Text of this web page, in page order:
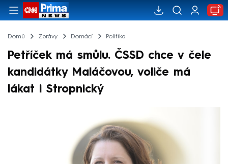
Domů Zprávy Domácí Politika
Petříček má smůlu. ČSSD chce v čele
kandidátky Maláčovou, voliče má
lákat i Stropnický